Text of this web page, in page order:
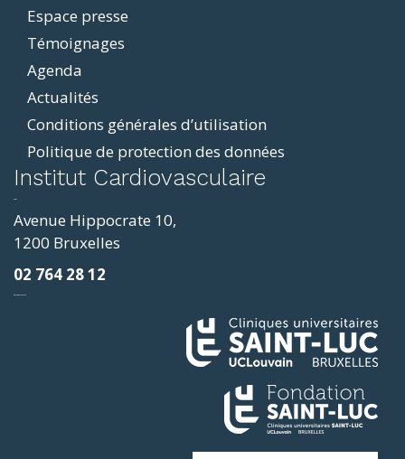
Espace presse
Témoignages
Agenda
Actualités
Conditions générales d’utilisation
Politique de protection des données
Institut Cardiovasculaire
Avenue Hippocrate 10,
1200 Bruxelles
02 764 28 12